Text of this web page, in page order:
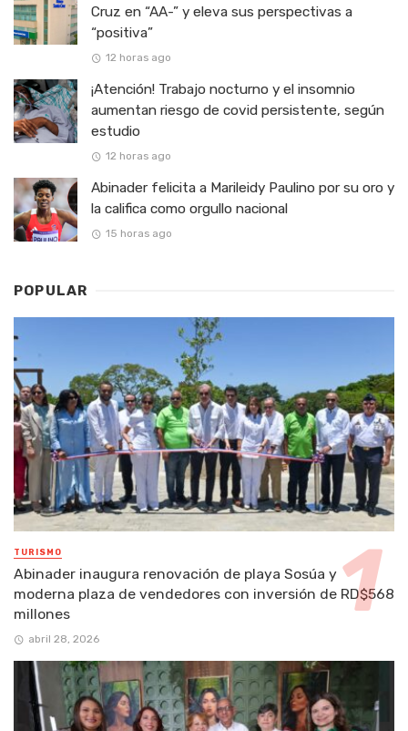
Cruz en “AA-” y eleva sus perspectivas a
“positiva”
12 horas ago
¡Atención! Trabajo nocturno y el insomnio
aumentan riesgo de covid persistente, según
estudio
12 horas ago
Abinader felicita a Marileidy Paulino por su oro y
la califica como orgullo nacional
15 horas ago
POPULAR
TURISMO
Abinader inaugura renovación de playa Sosúa y
moderna plaza de vendedores con inversión de RD$568
millones
abril 28, 2026